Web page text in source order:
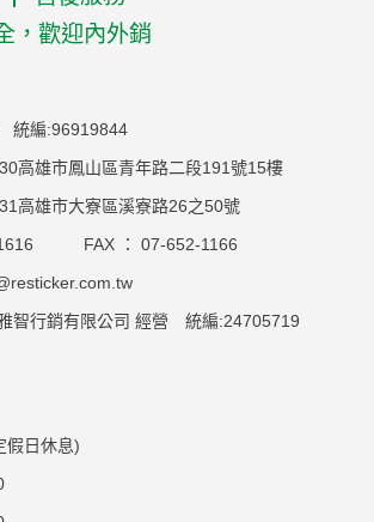
，歡迎內外銷
統編:96919844
高雄市鳳山區青年路二段191號15樓
雄市大寮區溪寮路26之50號
FAX ： 07-652-1166
智行銷有限公司 經營 統編:24705719
假日休息)